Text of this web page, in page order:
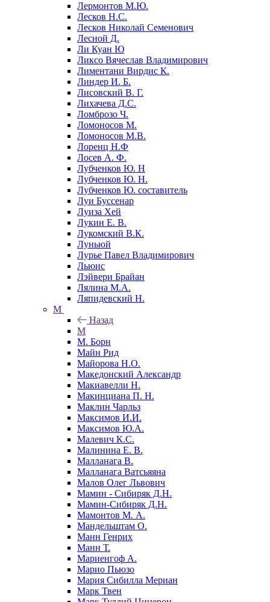
Лермонтов М.Ю.
Лесков Н.С.
Лесков Николай Семенович
Лесной Д.
Ли Куан Ю
Ликсо Вячеслав Владимирович
Лиментани Вирдис К.
Линдер И. Б.
Лисовский В. Г.
Лихачева Д.С.
Ломброзо Ч.
Ломоносов М.
Ломоносов М.В.
Лоренц Н.Ф
Лосев А. Ф.
Лубченков Ю. Н
Лубченков Ю. Н.
Лубченков Ю. составитель
Луи Буссенар
Луиза Хей
Лукин Е. В.
Лукомский В.К.
Луньюй
Лурье Павел Владимирович
Льюис
Лэйвери Брайан
Лялина М.А.
Ляпидевский Н.
М
Назад
М
М. Борн
Майн Рид
Майорова Н.О.
Македонский Александр
Макиавелли Н.
Макинциана П. Н.
Маклин Чарльз
Максимов И.И.
Максимов Ю.А.
Малевич К.С.
Малинина Е. В.
Малланага В.
Малланага Ватсьяяна
Малов Олег Львович
Мамин - Сибиряк Д.Н.
Мамин-Сибиряк Д.Н.
Мамонтов М. А.
Мандельштам О.
Манн Генрих
Манн Т.
Мариенгоф А.
Марио Пьюзо
Мария Сибилла Мериан
Марк Твен